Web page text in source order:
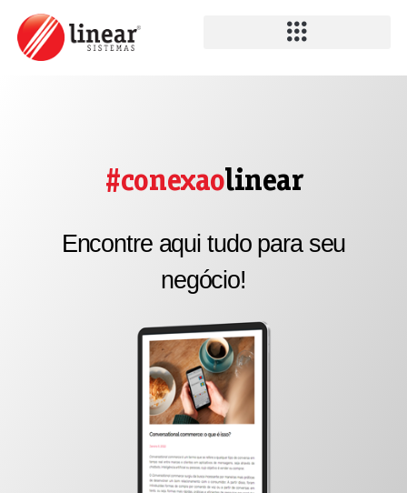
#conexaolinear
Encontre aqui tudo para seu
negócio!